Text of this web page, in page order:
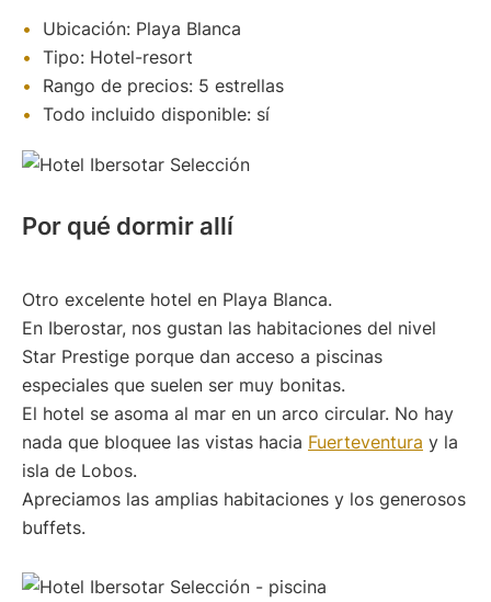
Ubicación: Playa Blanca
Tipo: Hotel-resort
Rango de precios: 5 estrellas
Todo incluido disponible: sí
Por qué dormir allí
Otro excelente hotel en Playa Blanca.
En Iberostar, nos gustan las habitaciones del nivel
Star Prestige porque dan acceso a piscinas
especiales que suelen ser muy bonitas.
El hotel se asoma al mar en un arco circular. No hay
nada que bloquee las vistas hacia Fuerteventura y la
isla de Lobos.
Apreciamos las amplias habitaciones y los generosos
buffets.